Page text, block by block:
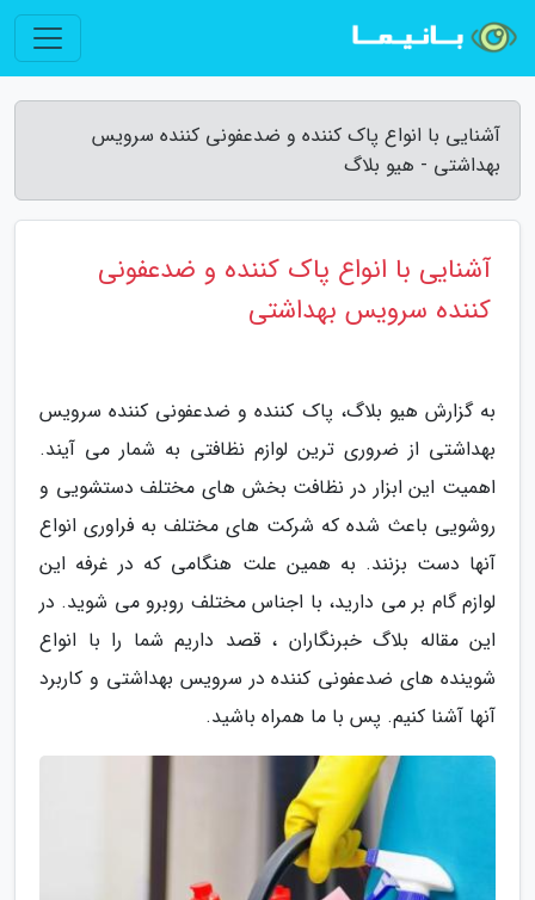
آشنایی با انواع پاک کننده و ضدعفونی کننده سرویس
بهداشتی - هیو بلاگ
آشنایی با انواع پاک کننده و ضدعفونی
کننده سرویس بهداشتی
به گزارش هیو بلاگ، پاک کننده و ضدعفونی کننده سرویس
بهداشتی از ضروری ترین لوازم نظافتی به شمار می آیند.
اهمیت این ابزار در نظافت بخش های مختلف دستشویی و
روشویی باعث شده که شرکت های مختلف به فراوری انواع
آنها دست بزنند. به همین علت هنگامی که در غرفه این
لوازم گام بر می دارید، با اجناس مختلف روبرو می شوید. در
این مقاله بلاگ خبرنگاران ، قصد داریم شما را با انواع
شوینده های ضدعفونی کننده در سرویس بهداشتی و کاربرد
آنها آشنا کنیم. پس با ما همراه باشید.